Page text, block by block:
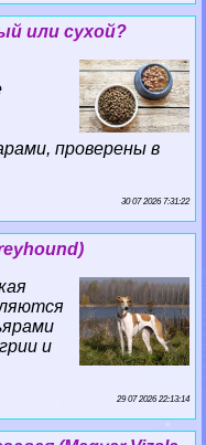
или сухой?
проверены в
30 07 2026 7:31:22
и
29 07 2026 22:13:14